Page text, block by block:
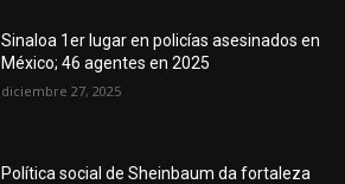
Sinaloa 1er lugar en policías asesinados en
México; 46 agentes en 2025
diciembre 27, 2025
Política social de Sheinbaum da fortaleza